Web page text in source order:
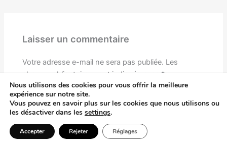
Laisser un commentaire
Votre adresse e-mail ne sera pas publiée. Les
champs obligatoires sont indiqués avec*
Écrivez
ici…
Nous utilisons des cookies pour vous offrir la meilleure
expérience sur notre site.
Vous pouvez en savoir plus sur les cookies que nous utilisons ou
les désactiver dans les settings.
Accepter Rejeter Réglages